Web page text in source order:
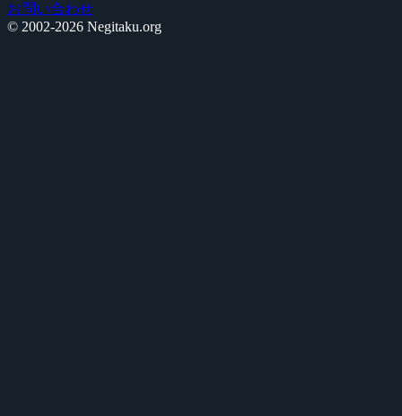
お問い合わせ
© 2002-2026 Negitaku.org